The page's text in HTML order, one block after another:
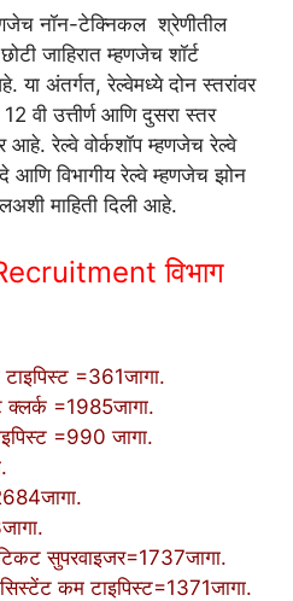
नॉन-टेक्निकल श्रेणीतील
जाहिरात म्हणजेच शॉर्ट
या अंतर्गत, रेल्वेमध्ये दोन स्तरांवर
वी उत्तीर्ण आणि दुसरा स्तर
आहे. रेल्वे वोर्कशॉप म्हणजेच रेल्वे
आणि विभागीय रेल्वे म्हणजेच झोन
माहिती दिली आहे.
विभाग
=361जागा.
=1985जागा.
=990 जागा.
सुपरवाइजर=1737जागा.
कम टाइपिस्ट=1371जागा.